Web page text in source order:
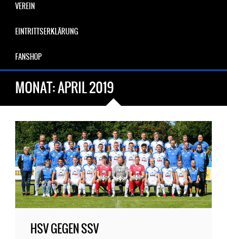
VEREIN
EINTRITTSERKLÄRUNG
FANSHOP
MONAT:APRIL 2019
HSV GEGEN SSV